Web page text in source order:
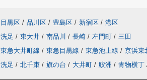
目黒区 / 品川区 / 豊島区 / 新宿区 / 港区
洗足 / 東大井 / 南品川 / 長崎 / 左門町 / 三田
東急大井町線 / 東急目黒線 / 東急池上線 / 京浜東
洗足 / 北千束 / 旗の台 / 大井町 / 鮫洲 / 青物横丁